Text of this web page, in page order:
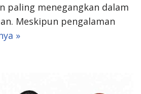
paling menegangkan dalam
Meskipun pengalaman
»